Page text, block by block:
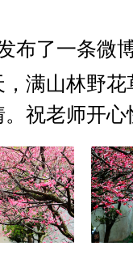
布了一条微
满山林野
祝老师开心